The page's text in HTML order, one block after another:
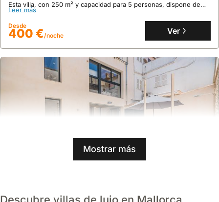
Esta villa, con 250 m² y capacidad para 5 personas, dispone de
aire acondicionado, piscina privada, jardín, terraza y cocina
completa, ideal para familias que buscan alquileres vacacionales
en la zona.
Leer más
Desde
400 €/noche Ver
9.6 47 opiniones
Mostrar más
Descubre villas de lujo en Mallorca